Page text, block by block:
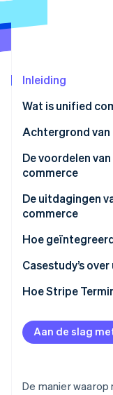
Online
Inleiding
Wat is unified
Verschillen met
Verschillen met
Achtergrond van
Technologische
wordend
Op weg naar
personalisatie
De voordelen
commerce
Lagere
De uitdagingen
commerce
Hoge initiële
Herstructurering
Hoe
Analyseer de
Kies het systeem
Interne training
Casestudy’s
Castlery
Traxero
Hoe Stripe
Aan de slag
De manier